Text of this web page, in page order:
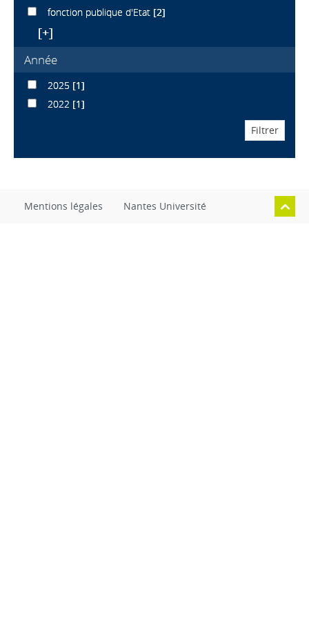
fonction publique d'Etat [2]
[+]
Année
2025 [1]
2022 [1]
Mentions légales Nantes Université